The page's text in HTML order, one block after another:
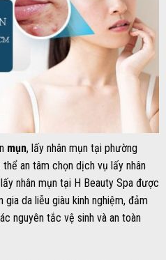
mụn, lấy nhân mụn tại phường
an tâm chọn dịch vụ lấy nhân
nhân mụn tại H Beauty Spa được
da liễu giàu kinh nghiệm, đảm
nguyên tắc vệ sinh và an toàn